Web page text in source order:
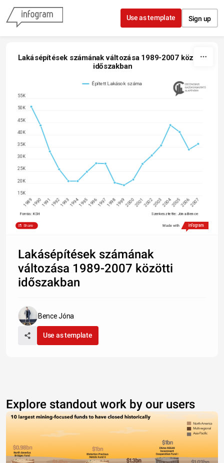
Skip to content
Use as template Sign up
Lakásépítések számának változása 1989-2007 közötti
időszakban
Épített Lakások száma
15K
20K
25K
30K
35K
40K
45K
50K
55K
1989199019911992199319941995199619971998199920002001200220032004200520062007
Forrás: KSH
Szerkesztette: Jóna Bence
@Oeconomus
Share
Made with
Lakásépítések számának
változása 1989-2007 közötti
időszakban
Bence Jóna
Use as template
Explore standout work by our users